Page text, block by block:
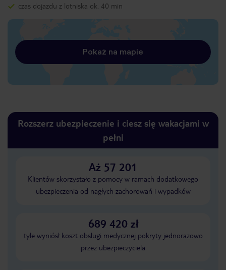
czas dojazdu z lotniska ok. 40 min
Pokaż na mapie
Rozszerz ubezpieczenie i ciesz się wakacjami w
pełni
Aż 57 201
Klientów skorzystało z pomocy w ramach dodatkowego
ubezpieczenia od nagłych zachorowań i wypadków
689 420 zł
tyle wyniósł koszt obsługi medycznej pokryty jednorazowo
przez ubezpieczyciela